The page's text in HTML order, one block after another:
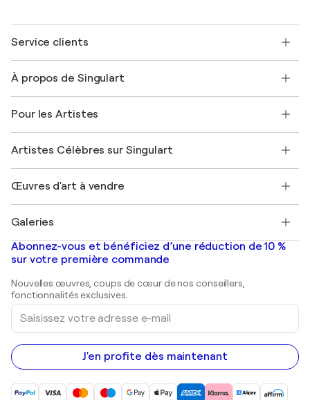
Service clients
Expédition
Offrir une carte cadeau
Rejoignez notre programme commercial
Mon compte
+33 1 76 44 06 42
À propos de Singulart
FAQ
Magazine Singulart
Emplois
Découvrez une sélection d'art original
Pour les Artistes
Se connecter en tant qu'Artiste
Artistes Célèbres sur Singulart
Marc Chagall
Banksy
Mr. Brainwash
Shepard Fairey
Œuvres d'art à vendre
Tableaux abstraits à vendre
Peintures de paysage
Estampes
Peintures acryliques
Galeries
Galeries d'art en France
Galeries d'art en Belgique
Abonnez-vous et bénéficiez d’une réduction de 10 %
sur votre première commande
Nouvelles œuvres, coups de cœur de nos conseillers,
fonctionnalités exclusives.
Saisissez
votre
adresse
e-
mail
J'en profite dès maintenant